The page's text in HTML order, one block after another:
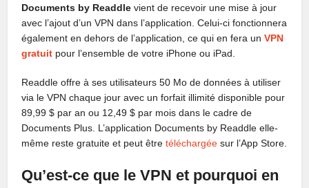
Documents by Readdle vient de recevoir une mise à jour
avec l’ajout d’un VPN dans l’application. Celui-ci fonctionnera
également en dehors de l’application, ce qui en fera unVPN
gratuit pour l’ensemble de votre iPhone ou iPad.
Readdle offre à ses utilisateurs 50 Mo de données à utiliser
via le VPN chaque jour avec un forfait illimité disponible pour
89,99 $ par an ou 12,49 $ par mois dans le cadre de
Documents Plus. L’application Documents by Readdle elle-
même reste gratuite et peut êtretéléchargée sur l’App Store.
Qu’est-ce que le VPN et pourquoi en